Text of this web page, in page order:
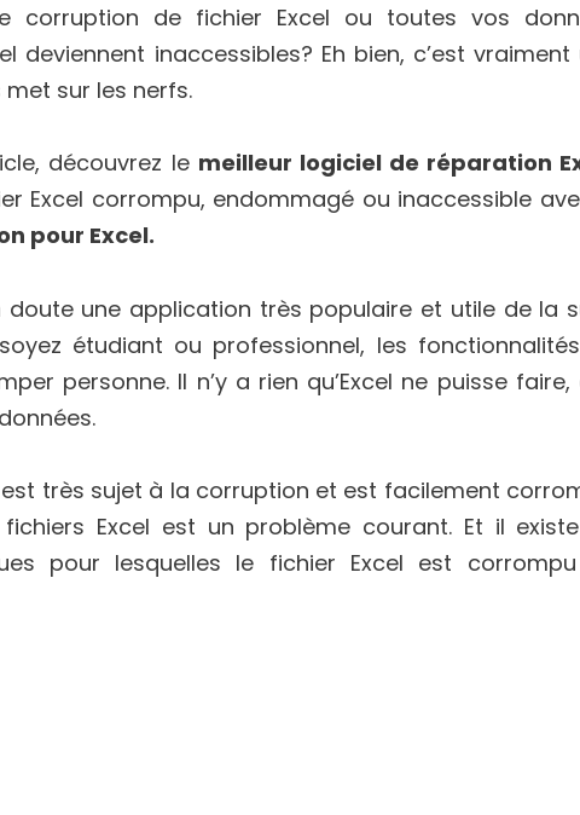
corruption de fichier Excel ou toutes vos
deviennent inaccessibles? Eh bien, c’est vraiment
sur les nerfs.
découvrez le meilleur logiciel de réparation
Excel corrompu, endommagé ou inaccessible
pour Excel.
doute une application très populaire et utile de la
étudiant ou professionnel, les
personne. Il n’y a rien qu’Excel ne puisse faire,
est très sujet à la corruption et est facilement
Excel est un problème courant. Et il
pour lesquelles le fichier Excel est